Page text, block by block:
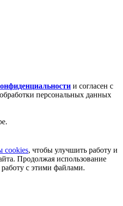
и согласен с
персональных данных
cookies, чтобы улучшить работу и
Продолжая использование
работу с этими файлами.